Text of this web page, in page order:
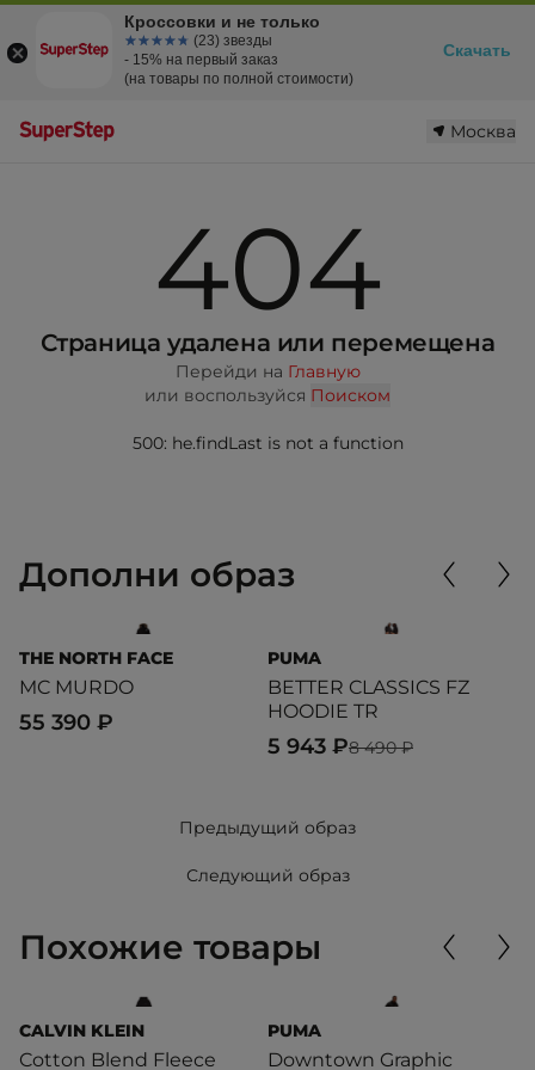
Москва
404
Страница удалена или перемещена
Перейди на Главную
или воспользуйся Поиском
500: he.findLast is not a function
Дополни образ
THE NORTH FACE
MC MURDO
55 390 ₽
PUMA
BETTER CLASSICS FZ
HOODIE TR
8 490 ₽
5 943 ₽
Предыдущий образ
Следующий образ
Похожие товары
CALVIN KLEIN
Cotton Blend Fleece
PUMA
Downtown Graphic
Кроссовки и не только
☆☆☆☆☆
★★★★★ (23) звезды
- 15% на первый заказ
(на товары по полной стоимости)
Скачать